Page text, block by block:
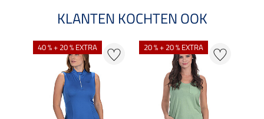
KLANTEN KOCHTEN OOK
40 % + 20 % EXTRA 20 % + 20 % EXTRA